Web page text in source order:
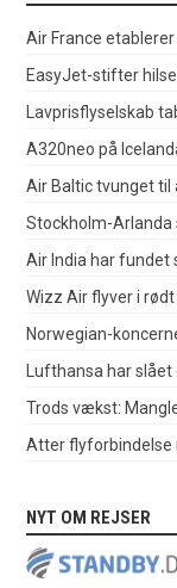
Air France
EasyJet-stifter
Lavprisflyselskab
A320neo på
Air Baltic tvunget
Stockholm-Arlanda
Air India har fundet
Wizz Air flyver i
Norwegian-
Lufthansa har
Trods vækst:
Atter flyforbindelse
NYT OM REJSER